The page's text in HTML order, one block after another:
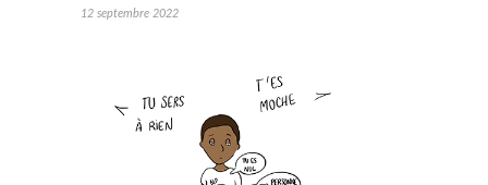
12 septembre 2022